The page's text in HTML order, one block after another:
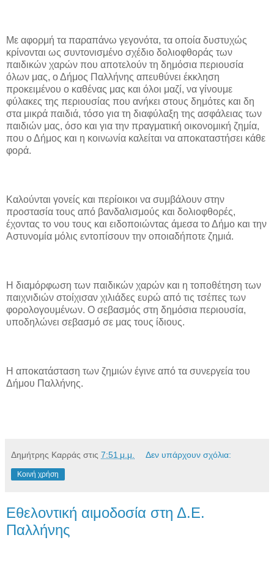
Με αφορμή τα παραπάνω γεγονότα, τα οποία δυστυχώς
κρίνονται ως συντονισμένο σχέδιο δολιοφθοράς των
παιδικών χαρών που αποτελούν τη δημόσια περιουσία
όλων μας, ο Δήμος Παλλήνης απευθύνει έκκληση
προκειμένου ο καθένας μας και όλοι μαζί, να γίνουμε
φύλακες της περιουσίας που ανήκει στους δημότες και δη
στα μικρά παιδιά, τόσο για τη διαφύλαξη της ασφάλειας των
παιδιών μας, όσο και για την πραγματική οικονομική ζημία,
που ο Δήμος και η κοινωνία καλείται να αποκαταστήσει κάθε
φορά.
Καλούνται γονείς και περίοικοι να συμβάλουν στην
προστασία τους από βανδαλισμούς και δολιοφθορές,
έχοντας το νου τους και ειδοποιώντας άμεσα το Δήμο και την
Αστυνομία μόλις εντοπίσουν την οποιαδήποτε ζημιά.
Η διαμόρφωση των παιδικών χαρών και η τοποθέτηση των
παιχνιδιών στοίχισαν χιλιάδες ευρώ από τις τσέπες των
φορολογουμένων. Ο σεβασμός στη δημόσια περιουσία,
υποδηλώνει σεβασμό σε μας τους ίδιους.
Η αποκατάσταση των ζημιών έγινε από τα συνεργεία του
Δήμου Παλλήνης.
Δημήτρης Καρράς στις 7:51 μ.μ. Δεν υπάρχουν σχόλια:
Κοινή χρήση
Εθελοντική αιμοδοσία στη Δ.Ε.
Παλλήνης